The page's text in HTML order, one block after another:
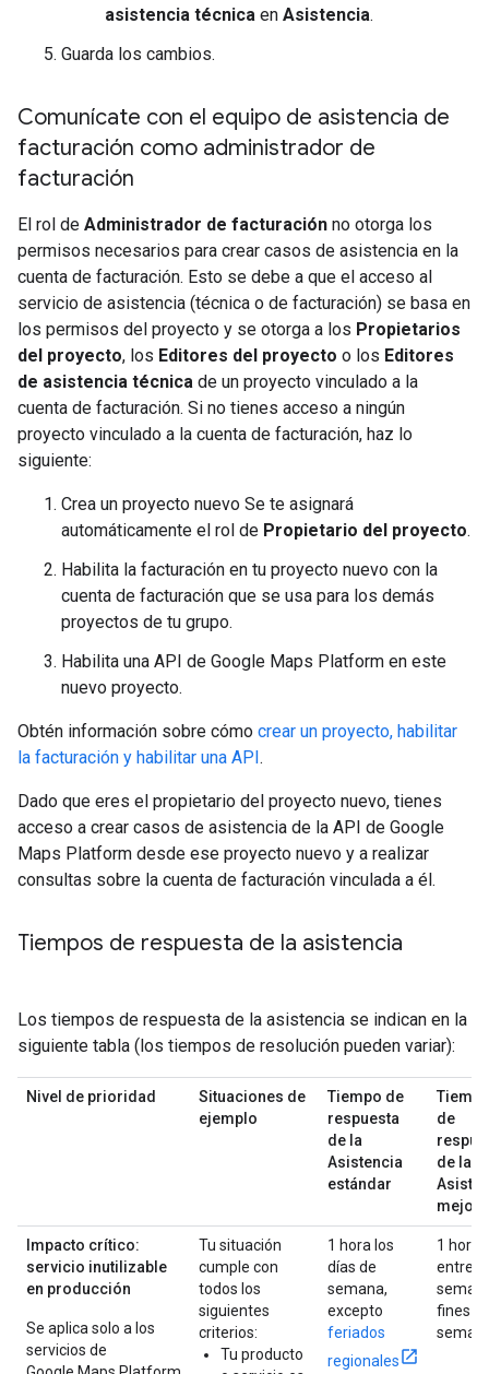
asistencia técnica en Asistencia.
Guarda los cambios.
Comunícate con el equipo de asistencia de
facturación como administrador de
facturación
El rol de Administrador de facturación no otorga los
permisos necesarios para crear casos de asistencia en la
cuenta de facturación. Esto se debe a que el acceso al
servicio de asistencia (técnica o de facturación) se basa en
los permisos del proyecto y se otorga a los Propietarios
del proyecto, los Editores del proyecto o los Editores
de asistencia técnica de un proyecto vinculado a la
cuenta de facturación. Si no tienes acceso a ningún
proyecto vinculado a la cuenta de facturación, haz lo
siguiente:
Crea un proyecto nuevo Se te asignará
automáticamente el rol de Propietario del proyecto.
Habilita la facturación en tu proyecto nuevo con la
cuenta de facturación que se usa para los demás
proyectos de tu grupo.
Habilita una API de Google Maps Platform en este
nuevo proyecto.
Obtén información sobre cómo crear un proyecto, habilitar
la facturación y habilitar una API.
Dado que eres el propietario del proyecto nuevo, tienes
acceso a crear casos de asistencia de la API de Google
Maps Platform desde ese proyecto nuevo y a realizar
consultas sobre la cuenta de facturación vinculada a él.
Tiempos de respuesta de la asistencia
Los tiempos de respuesta de la asistencia se indican en la
siguiente tabla (los tiempos de resolución pueden variar):
Nivel de prioridad
Situaciones de
ejemplo
Tiempo de
respuesta
de la
Asistencia
estándar
de
de la
Impacto crítico:
servicio inutilizable
en producción
Se aplica solo a los
servicios de
Tu situación
cumple con
todos los
siguientes
criterios:
Tu producto
1 hora los
días de
semana,
excepto
feriados
regionales
1 hora
entre
fines